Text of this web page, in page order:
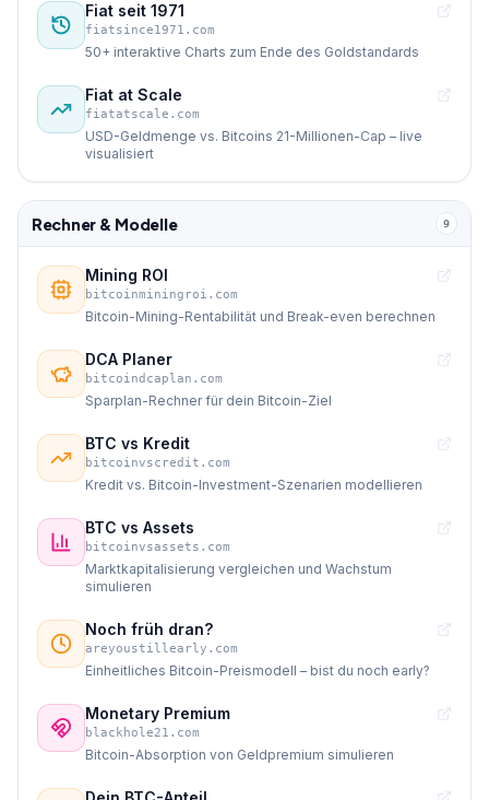
Fiat seit 1971
fiatsince1971.com
50+ interaktive Charts zum Ende des Goldstandards
Fiat at Scale
fiatatscale.com
USD-Geldmenge vs. Bitcoins 21-Millionen-Cap – live
visualisiert
Rechner & Modelle 9
Mining ROI
bitcoinminingroi.com
Bitcoin-Mining-Rentabilität und Break-even berechnen
DCA Planer
bitcoindcaplan.com
Sparplan-Rechner für dein Bitcoin-Ziel
BTC vs Kredit
bitcoinvscredit.com
Kredit vs. Bitcoin-Investment-Szenarien modellieren
BTC vs Assets
bitcoinvsassets.com
Marktkapitalisierung vergleichen und Wachstum
simulieren
Noch früh dran?
areyoustillearly.com
Einheitliches Bitcoin-Preismodell – bist du noch early?
Monetary Premium
blackhole21.com
Bitcoin-Absorption von Geldpremium simulieren